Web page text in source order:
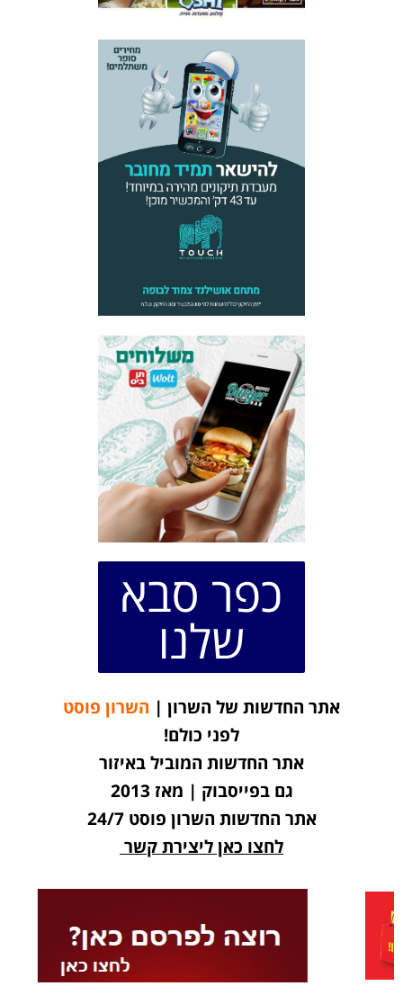
כפר סבא
שלנו
אתר החדשות של השרון | השרון פוסט
לפני כולם!
אתר החדשות המוביל באיזור
גם בפייסבוק | מאז 2013
אתר החדשות השרון פוסט 24/7
לחצו כאן ליצירת קשר